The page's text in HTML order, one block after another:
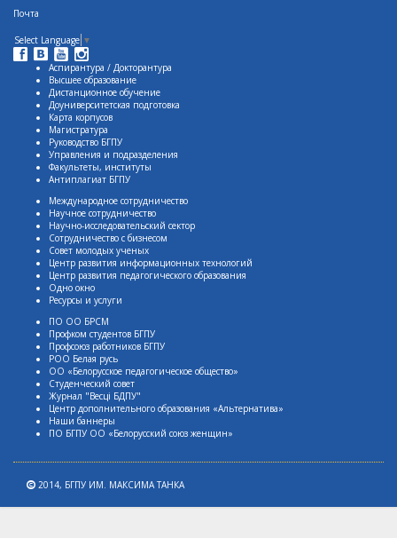
Почта
Select Language ▼
Аспирантура / Докторантура
Высшее образование
Дистанционное обучение
Доуниверситетская подготовка
Карта корпусов
Магистратура
Руководство БГПУ
Управления и подразделения
Факультеты, институты
Антиплагиат БГПУ
Международное сотрудничество
Научное сотрудничество
Научно-исследовательский сектор
Сотрудничество с бизнесом
Совет молодых ученых
Центр развития информационных технологий
Центр развития педагогического образования
Одно окно
Ресурсы и услуги
ПО ОО БРСМ
Профком студентов БГПУ
Профсоюз работников БГПУ
РОО Белая русь
ОО «Белорусское педагогическое общество»
Студенческий совет
Журнал "Весцi БДПУ"
Центр дополнительного образования «Альтернатива»
Наши баннеры
ПО БГПУ ОО «Белорусский союз женщин»
2014, БГПУ ИМ. МАКСИМА ТАНКА